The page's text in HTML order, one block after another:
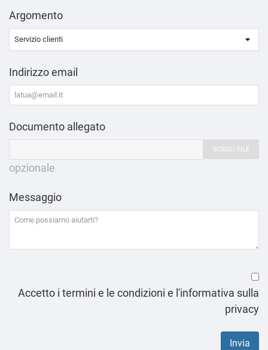
Argomento
Indirizzo email
Documento allegato
SCEGLI FILE
opzionale
Messaggio
Accetto i termini e le condizioni e l'informativa sulla
privacy